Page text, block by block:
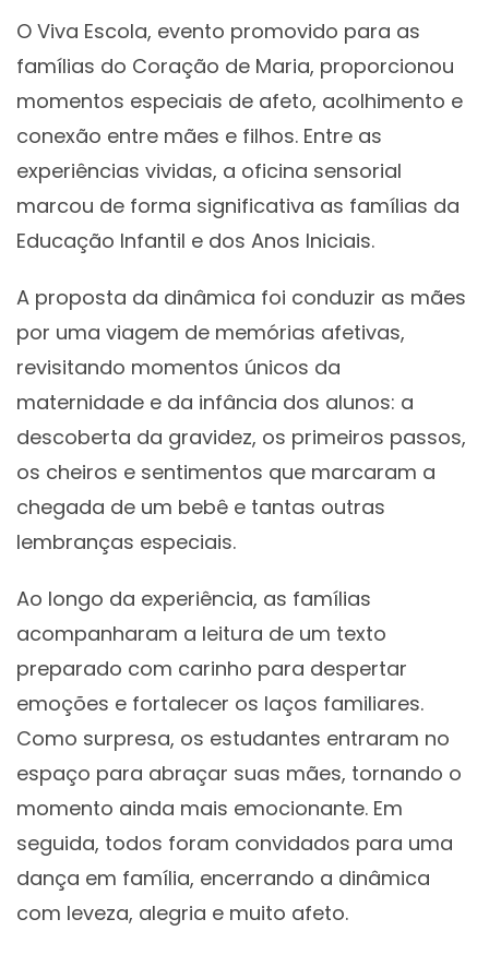
O Viva Escola, evento promovido para as
famílias do Coração de Maria, proporcionou
momentos especiais de afeto, acolhimento e
conexão entre mães e filhos. Entre as
experiências vividas, a oficina sensorial
marcou de forma significativa as famílias da
Educação Infantil e dos Anos Iniciais.
A proposta da dinâmica foi conduzir as mães
por uma viagem de memórias afetivas,
revisitando momentos únicos da
maternidade e da infância dos alunos: a
descoberta da gravidez, os primeiros passos,
os cheiros e sentimentos que marcaram a
chegada de um bebê e tantas outras
lembranças especiais.
Ao longo da experiência, as famílias
acompanharam a leitura de um texto
preparado com carinho para despertar
emoções e fortalecer os laços familiares.
Como surpresa, os estudantes entraram no
espaço para abraçar suas mães, tornando o
momento ainda mais emocionante. Em
seguida, todos foram convidados para uma
dança em família, encerrando a dinâmica
com leveza, alegria e muito afeto.